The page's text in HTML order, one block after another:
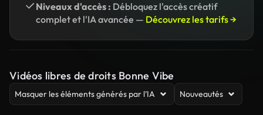
Niveaux d'accès : Débloquez l'accès créatif
complet et l'IA avancée — Découvrez les tarifs →
Vidéos libres de droits Bonne Vibe
Masquer les éléments générés par l’IA Nouveautés